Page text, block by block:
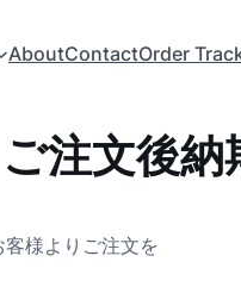
AboutContactOrder
ご注文後
様よりご注文を